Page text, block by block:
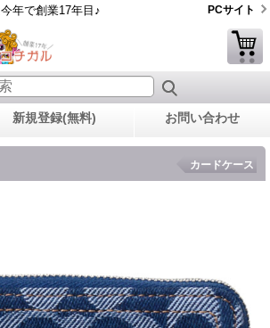
年で創業17年目♪ PCサイト
新規登録(無料) お問い合わせ
カードケース